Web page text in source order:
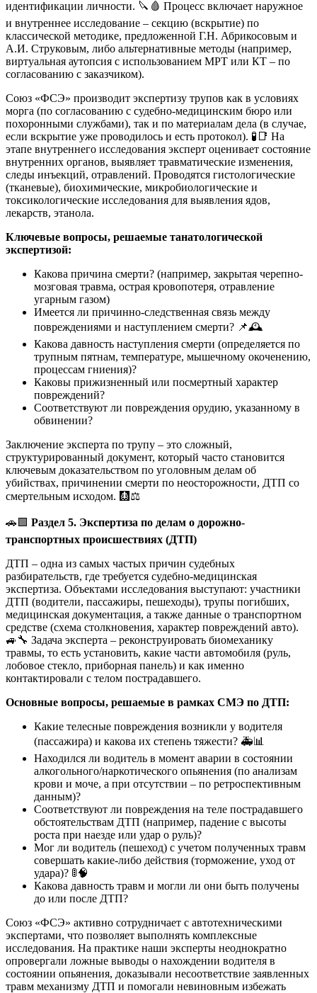
идентификации личности. 🔪🩸 Процесс включает наружное
и внутреннее исследование – секцию (вскрытие) по
классической методике, предложенной Г.Н. Абрикосовым и
А.И. Струковым, либо альтернативные методы (например,
виртуальная аутопсия с использованием МРТ или КТ – по
согласованию с заказчиком).
Союз «ФСЭ» производит экспертизу трупов как в условиях
морга (по согласованию с судебно-медицинским бюро или
похоронными службами), так и по материалам дела (в случае,
если вскрытие уже проводилось и есть протокол). 🧪📑 На
этапе внутреннего исследования эксперт оценивает состояние
внутренних органов, выявляет травматические изменения,
следы инъекций, отравлений. Проводятся гистологические
(тканевые), биохимические, микробиологические и
токсикологические исследования для выявления ядов,
лекарств, этанола.
Ключевые вопросы, решаемые танатологической
экспертизой:
Какова причина смерти? (например, закрытая черепно-
мозговая травма, острая кровопотеря, отравление
угарным газом)
Имеется ли причинно-следственная связь между
повреждениями и наступлением смерти? 📌🕰️
Какова давность наступления смерти (определяется по
трупным пятнам, температуре, мышечному окоченению,
процессам гниения)?
Каковы прижизненный или посмертный характер
повреждений?
Соответствуют ли повреждения орудию, указанному в
обвинении?
Заключение эксперта по трупу – это сложный,
структурированный документ, который часто становится
ключевым доказательством по уголовным делам об
убийствах, причинении смерти по неосторожности, ДТП со
смертельным исходом. 🩻⚖️
🚗🟩 Раздел 5. Экспертиза по делам о дорожно-
транспортных происшествиях (ДТП)
ДТП – одна из самых частых причин судебных
разбирательств, где требуется судебно-медицинская
экспертиза. Объектами исследования выступают: участники
ДТП (водители, пассажиры, пешеходы), трупы погибших,
медицинская документация, а также данные о транспортном
средстве (схема столкновения, характер повреждений авто).
🚙🔧 Задача эксперта – реконструировать биомеханику
травмы, то есть установить, какие части автомобиля (руль,
лобовое стекло, приборная панель) и как именно
контактировали с телом пострадавшего.
Основные вопросы, решаемые в рамках СМЭ по ДТП:
Какие телесные повреждения возникли у водителя
(пассажира) и какова их степень тяжести? 🚑📊
Находился ли водитель в момент аварии в состоянии
алкогольного/наркотического опьянения (по анализам
крови и моче, а при отсутствии – по ретроспективным
данным)?
Соответствуют ли повреждения на теле пострадавшего
обстоятельствам ДТП (например, падение с высоты
роста при наезде или удар о руль)?
Мог ли водитель (пешеход) с учетом полученных травм
совершать какие-либо действия (торможение, уход от
удара)? 🚦🧠
Какова давность травм и могли ли они быть получены
до или после ДТП?
Союз «ФСЭ» активно сотрудничает с автотехническими
экспертами, что позволяет выполнять комплексные
исследования. На практике наши эксперты неоднократно
опровергали ложные выводы о нахождении водителя в
состоянии опьянения, доказывали несоответствие заявленных
травм механизму ДТП и помогали невиновным избежать